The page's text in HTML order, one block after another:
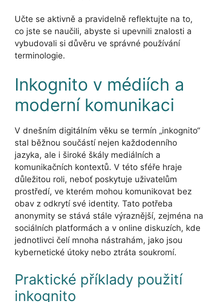
Učte se aktivně a pravidelně reflektujte na to,
co jste se naučili, abyste si upevnili znalosti a
vybudovali si důvěru ve správné používání
terminologie.
Inkognito v médiích a
moderní komunikaci
V dnešním digitálním věku se termín „inkognito“
stal běžnou součástí nejen každodenního
jazyka, ale i široké škály mediálních a
komunikačních kontextů. V této sféře hraje
důležitou roli, neboť poskytuje uživatelům
prostředí, ve kterém mohou komunikovat bez
obav z odkrytí své identity. Tato potřeba
anonymity se stává stále výraznější, zejména na
sociálních platformách a v online diskuzích, kde
jednotlivci čelí mnoha nástrahám, jako jsou
kybernetické útoky nebo ztráta soukromí.
Praktické příklady použití
inkognito